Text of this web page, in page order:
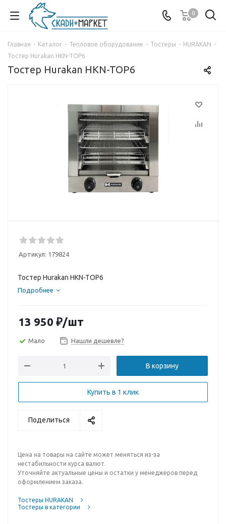
0
Главная - Каталог - Тепловое оборудование - Тостеры - HURAKAN -
Тостер Hurakan HKN-TOP6
Тостер Hurakan HKN-TOP6
Артикул: 179824
Тостер Hurakan HKN-TOP6
Подробнее
13 950 ₽/шт
Мало Нашли дешевле?
В корзину
Купить в 1 клик
Поделиться
Цена на товары на сайте может меняться из-за
нестабильности курса валют.
Уточняйте актуальные цены и остатки у менеджеров перед
оформлением заказа.
Тостеры HURAKAN
Тостеры в категории